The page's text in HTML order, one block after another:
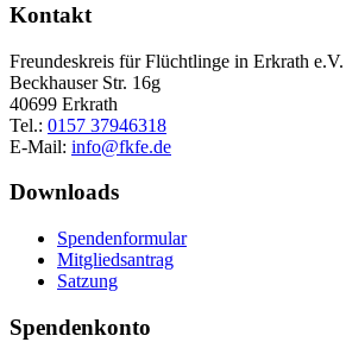
Kontakt
Freundeskreis für Flüchtlinge in Erkrath e.V.
Beckhauser Str. 16g
40699 Erkrath
Tel.: 0157 37946318
E-Mail: info@fkfe.de
Downloads
Spendenformular
Mitgliedsantrag
Satzung
Spendenkonto